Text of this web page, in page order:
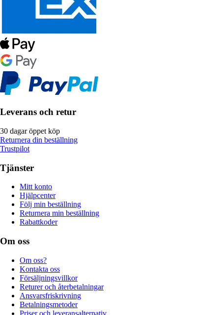
Leverans och retur
30 dagar öppet köp
Returnera din beställning
Trustpilot
Tjänster
Mitt konto
Hjälpcenter
Följ min beställning
Returnera min beställning
Rabattkoder
Om oss
Om oss?
Kontakta oss
Försäljningsvillkor
Returer och återbetalningar
Ansvarsfriskrivning
Betalningsmetoder
Priser och leveransalternativ